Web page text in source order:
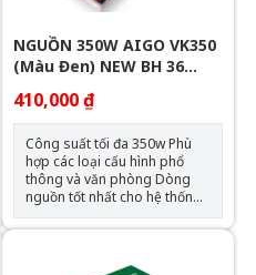
NGUỒN 350W AIGO VK350
(Màu Đen) NEW BH 36
410,000 ₫
Công suất tối đa 350w Phù
hợp các loại cấu hình phổ
thông và văn phòng Dòng
nguồn tốt nhất cho hệ thống
tầm trung Thiết kế VX top
cover mới mẻ và tinh tế.